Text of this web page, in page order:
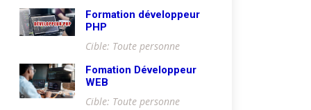
Formation développeur
PHP
Cible: Toute personne
Fomation Développeur
WEB
Cible: Toute personne